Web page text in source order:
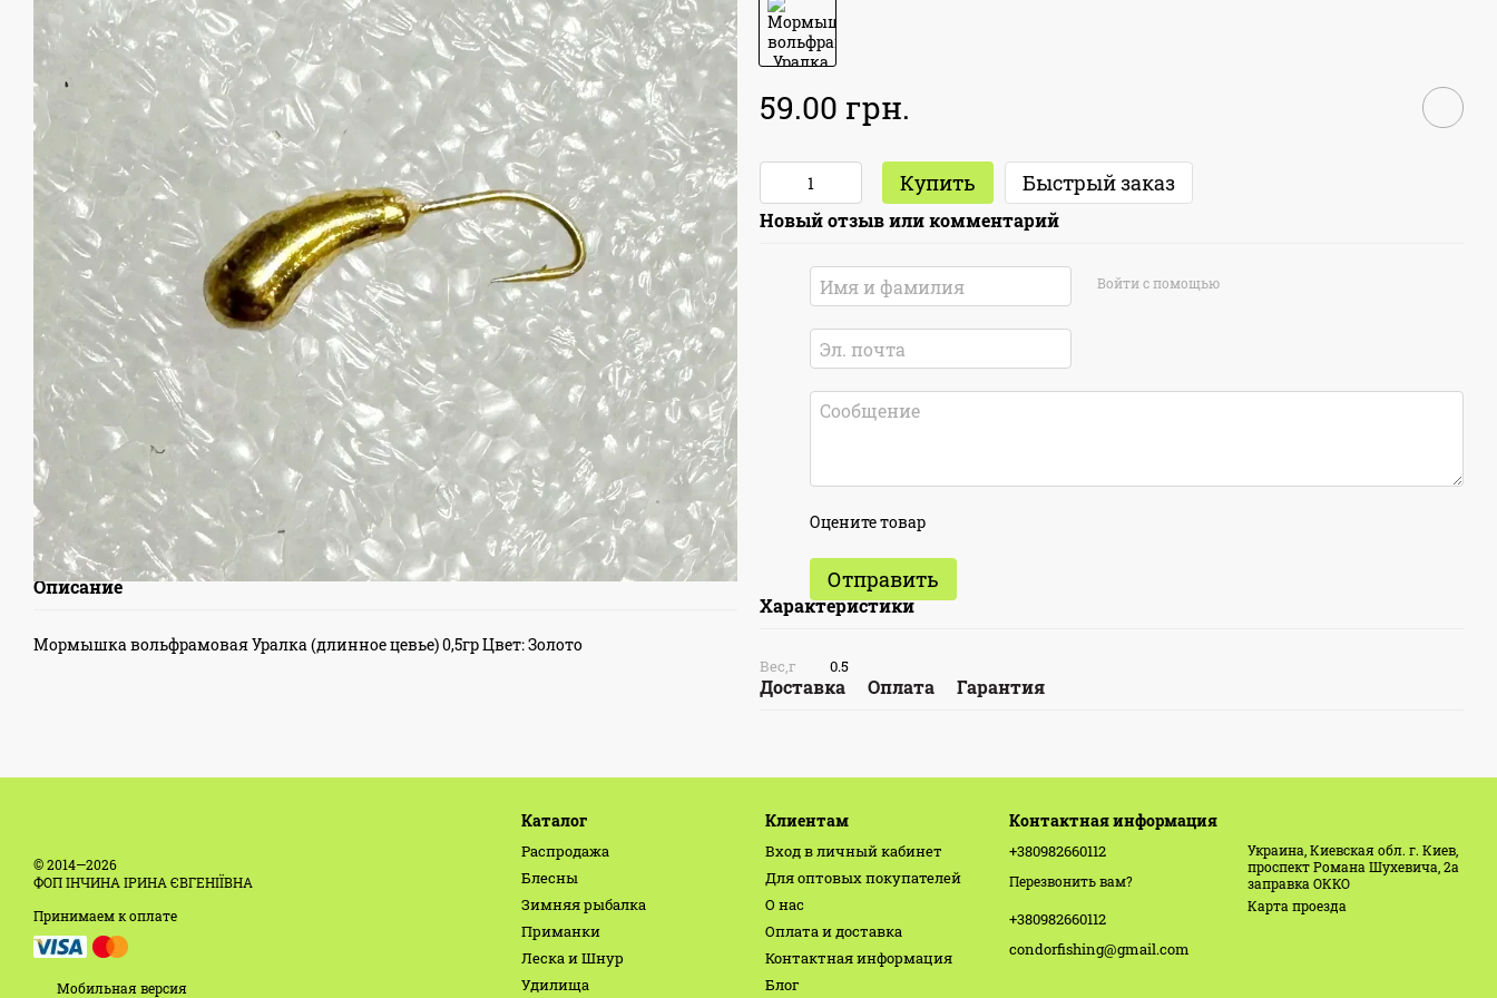
Описание
Мормышка вольфрамовая Уралка (длинное цевье) 0,5гр Цвет: Золото
59.00 грн.
Купить Быстрый заказ
Новый отзыв или комментарий
Войти с помощью
Оцените товар
Отправить
Характеристики
Вес,г 0.5
Доставка Оплата Гарантия
© 2014—2026
ФОП ІНЧИНА ІРИНА ЄВГЕНІЇВНА
Принимаем к оплате
Мобильная версия
Каталог
Распродажа
Блесны
Зимняя рыбалка
Приманки
Леска и Шнур
Удилища
Клиентам
Вход в личный кабинет
Для оптовых покупателей
О нас
Оплата и доставка
Контактная информация
Блог
Контактная информация
+380982660112
Перезвонить вам?
+380982660112
condorfishing@gmail.com
Украина, Киевская обл. г. Киев,
проспект Романа Шухевича, 2а
заправка ОККО
Карта проезда